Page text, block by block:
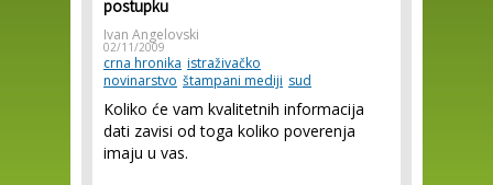
postupku
Ivan Angelovski
02/11/2009
crna hronika istraživačko
novinarstvo štampani mediji sud
Koliko će vam kvalitetnih informacija
dati zavisi od toga koliko poverenja
imaju u vas.